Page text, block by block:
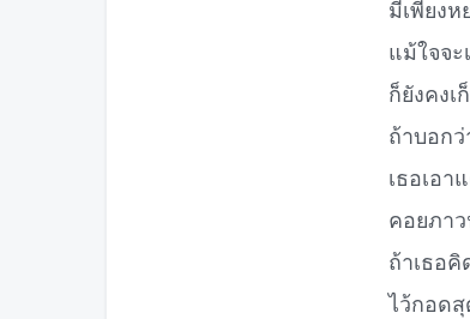
มีเพียง
แม้ใจจ
ก็ยังคงเ
ถ้าบอก
เธอเอา
คอยภา
ถ้าเธอ
ไว้กอด